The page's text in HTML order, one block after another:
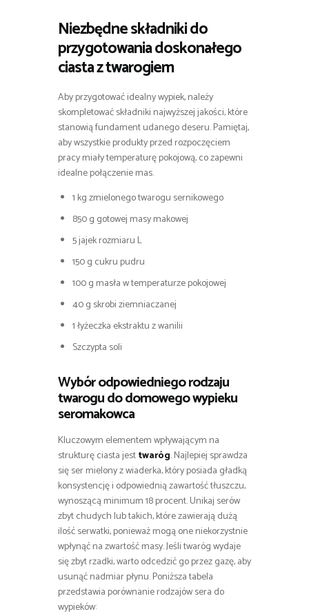
Niezbędne składniki do
przygotowania doskonałego
ciasta z twarogiem
Aby przygotować idealny wypiek, należy
skompletować składniki najwyższej jakości, które
stanowią fundament udanego deseru. Pamiętaj,
aby wszystkie produkty przed rozpoczęciem
pracy miały temperaturę pokojową, co zapewni
idealne połączenie mas.
1 kg zmielonego twarogu sernikowego
850 g gotowej masy makowej
5 jajek rozmiaru L
150 g cukru pudru
100 g masła w temperaturze pokojowej
40 g skrobi ziemniaczanej
1 łyżeczka ekstraktu z wanilii
Szczypta soli
Wybór odpowiedniego rodzaju
twarogu do domowego wypieku
seromakowca
Kluczowym elementem wpływającym na
strukturę ciasta jesttwaróg. Najlepiej sprawdza
się ser mielony z wiaderka, który posiada gładką
konsystencję i odpowiednią zawartość tłuszczu,
wynoszącą minimum 18 procent. Unikaj serów
zbyt chudych lub takich, które zawierają dużą
ilość serwatki, ponieważ mogą one niekorzystnie
wpłynąć na zwartość masy. Jeśli twaróg wydaje
się zbyt rzadki, warto odcedzić go przez gazę, aby
usunąć nadmiar płynu. Poniższa tabela
przedstawia porównanie rodzajów sera do
wypieków: